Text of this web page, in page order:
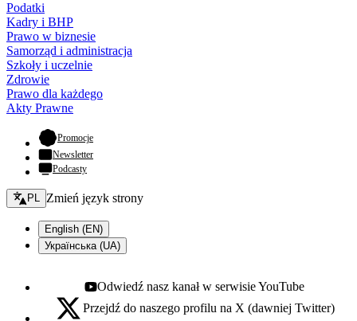
Podatki
Kadry i BHP
Prawo w biznesie
Samorząd i administracja
Szkoły i uczelnie
Zdrowie
Prawo dla każdego
Akty Prawne
Promocje- otwiera się w nowej karcie
Newsletter
Podcasty
Zmień język - bieżący:
PL Zmień język strony
English (EN)
Українська (UA)
Youtube - otwiera się w nowej karcie
Odwiedź nasz kanał w serwisie YouTube
X - otwiera się w nowej karcie
Przejdź do naszego profilu na X (dawniej Twitter)